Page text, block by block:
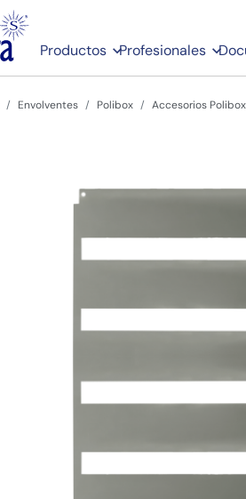
Productos Profesionales
Envolventes Polibox Accesorios Polibox